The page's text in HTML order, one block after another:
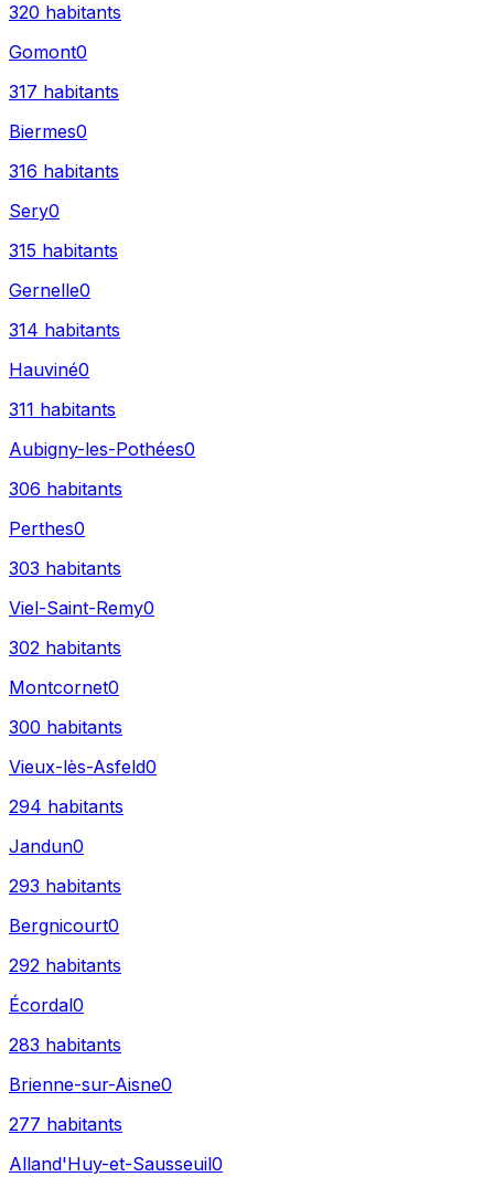
320 habitants
Gomont0
317 habitants
Biermes0
316 habitants
Sery0
315 habitants
Gernelle0
314 habitants
Hauviné0
311 habitants
Aubigny-les-Pothées0
306 habitants
Perthes0
303 habitants
Viel-Saint-Remy0
302 habitants
Montcornet0
300 habitants
Vieux-lès-Asfeld0
294 habitants
Jandun0
293 habitants
Bergnicourt0
292 habitants
Écordal0
283 habitants
Brienne-sur-Aisne0
277 habitants
Alland'Huy-et-Sausseuil0